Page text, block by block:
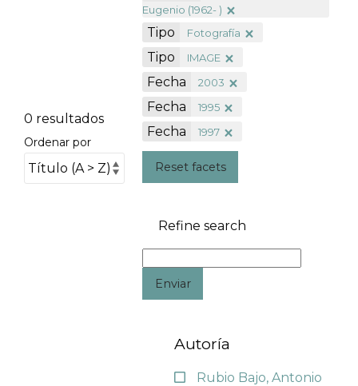
0 resultados
Ordenar por
Eugenio (1962- )
Tipo Fotografía
Tipo IMAGE
Fecha 2003
Fecha 1995
Fecha 1997
Reset facets
Refine search
Enviar
Autoría
Rubio Bajo, Antonio